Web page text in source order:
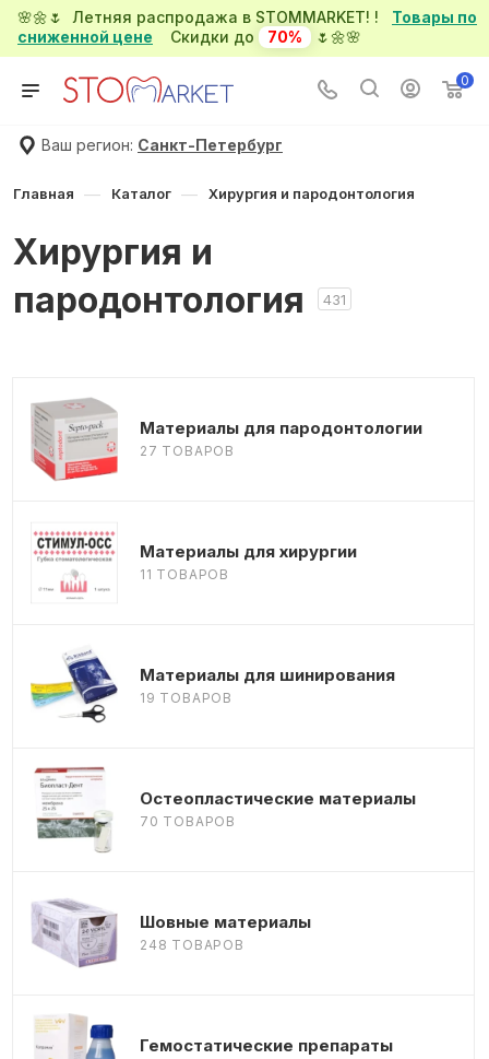
🌸🌼🌷 Летняя распродажа в STOMMARKET! ! Товары по
сниженной цене Скидки до 70% 🌷🌼🌸
0
Ваш регион: Санкт-Петербург
Главная — Каталог — Хирургия и пародонтология
Хирургия и
пародонтология
431
Материалы для пародонтологии
27 ТОВАРОВ
Материалы для хирургии
11 ТОВАРОВ
Материалы для шинирования
19 ТОВАРОВ
Остеопластические материалы
70 ТОВАРОВ
Шовные материалы
248 ТОВАРОВ
Гемостатические препараты